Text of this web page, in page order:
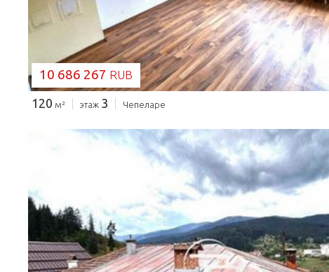
10 686 267 RUB
120 м² этаж 3 Чепеларе
ЗАГРУЗКА...